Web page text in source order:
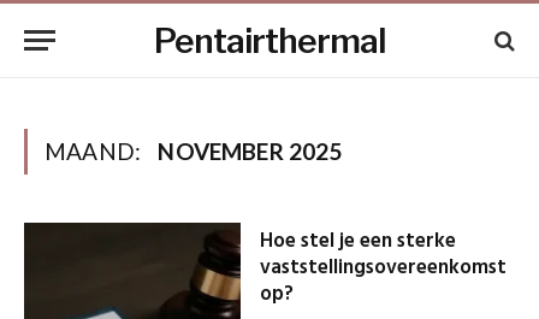
Pentairthermal
MAAND: NOVEMBER 2025
Hoe stel je een sterke
vaststellingsovereenkomst
op?